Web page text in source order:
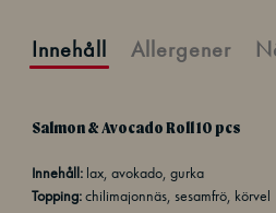
Innehåll Allergener
Salmon & Avocado Roll 10 pcs
Innehåll:lax, avokado, gurka
Topping:chilimajonnäs, sesamfrö, körvel